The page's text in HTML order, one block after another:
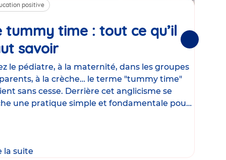
positive
tummy time : tout ce qu’il
savoirArticle
le pédiatre, à la maternité, dans les groupes
à la crèche… le terme "tummy time"
sans cesse. Derrière cet anglicisme se
une pratique simple et fondamentale pour
la suite
Suivantes